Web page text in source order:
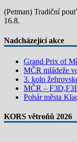
(Petman) Tradiční
16.8.
Nadcházející akce
Grand Prix of
MČR mládeže
3. kolo
MČR –
Pohár města
KORS větroňů 2026